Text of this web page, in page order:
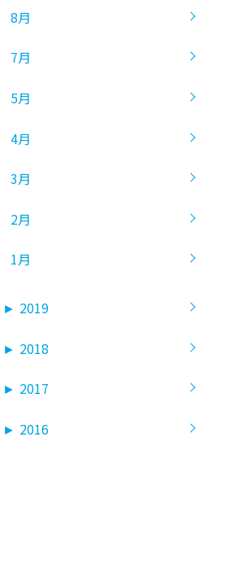
8月
7月
5月
4月
3月
2月
1月
► 2019
► 2018
► 2017
► 2016